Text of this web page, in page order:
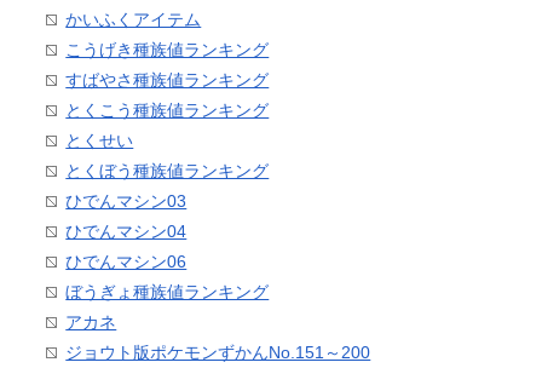
かいふくアイテム
こうげき種族値ランキング
すばやさ種族値ランキング
とくこう種族値ランキング
とくせい
とくぼう種族値ランキング
ひでんマシン03
ひでんマシン04
ひでんマシン06
ぼうぎょ種族値ランキング
アカネ
ジョウト版ポケモンずかんNo.151～200